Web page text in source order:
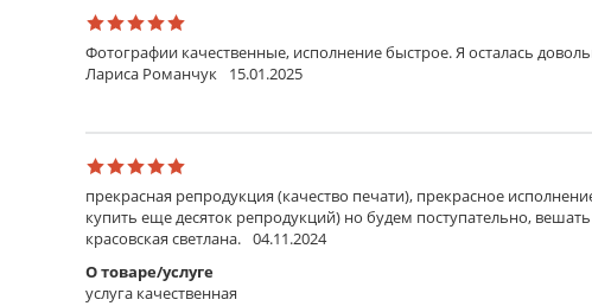
Фотографии качественные, исполнение быстрое. Я осталась
Лариса Романчук
15.01.2025
прекрасная репродукция (качество печати), прекрасное
купить еще десяток репродукций) но будем поступательно,
красовская светлана. 04.11.2024
О товаре/услуге
услуга качественная